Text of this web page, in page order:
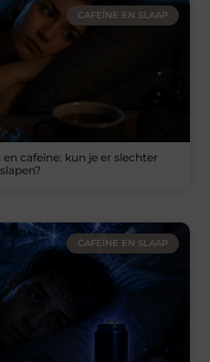
CAFEÏNE EN SLAAP
cafeïne: kun je er slechter
CAFEÏNE EN SLAAP